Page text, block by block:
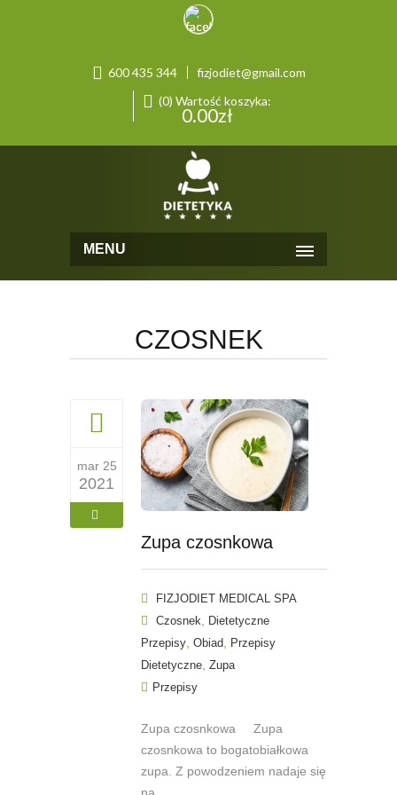
600 435 344
fizjodiet@gmail.com
(0) Wartość koszyka:
0.00zł
MENU
CZOSNEK
mar 25
2021
Zupa czosnkowa
FIZJODIET MEDICAL SPA
Czosnek
Dietetyczne
Przepisy Obiad
Przepisy
Dietetyczne Zupa
Przepisy
Zupa czosnkowa Zupa
czosnkowa to bogatobiałkowa
zupa. Z powodzeniem nadaje się